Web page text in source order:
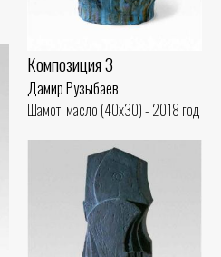
Композиция 3
Дамир Рузыбаев
Шамот, масло (40x30) - 2018 год